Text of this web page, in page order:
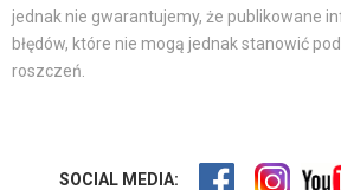
jednak nie gwarantujemy, że publikowane
błędów, które nie mogą jednak stanowić
roszczeń.
SOCIAL MEDIA: